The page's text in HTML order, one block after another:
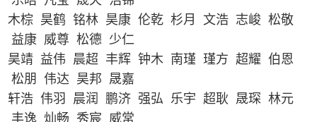
木棕 昊鹤 铭林 昊康 伦乾 杉月 文浩 志峻 松敬
益康 威尊 松德 少仁
昊靖 益伟 晨超 丰辉 钟木 南瑾 瑾方 超耀 伯恩
松朋 伟达 昊邦 晟嘉
轩浩 伟羽 晨润 鹏济 强弘 乐宇 超耿 晟琛 林元
丰逸 灿畅 秀宸 威常